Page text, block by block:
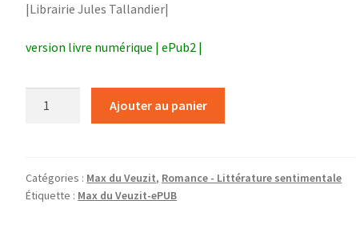
|Librairie Jules Tallandier|
version livre numérique | ePub2 |
de
premier
Ajouter au panier
Catégories : Max du Veuzit, Romance - Littérature sentimentale
Étiquette : Max du Veuzit-ePUB